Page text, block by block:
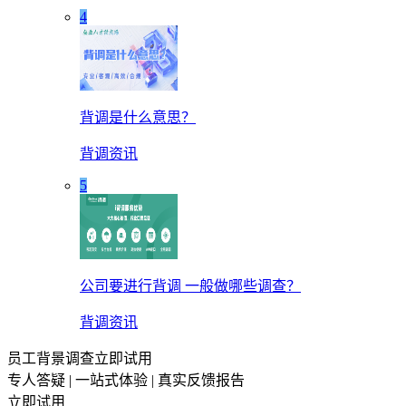
4
背调是什么意思？
背调资讯
5
公司要进行背调 一般做哪些调查？
背调资讯
员工背景调查立即试用
专人答疑 | 一站式体验 | 真实反馈报告
立即试用